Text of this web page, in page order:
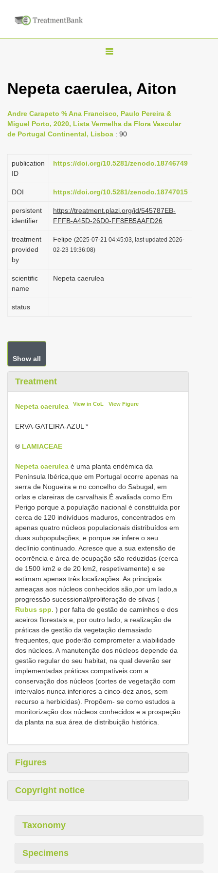
T
g
n
v
g
t
o
Nepeta caerulea, Aiton
Andre Carapeto % Ana Francisco, Paulo Pereira &
Miguel Porto, 2020, Lista Vermelha da Flora Vascular
de Portugal Continental, Lisboa : 90
publication
ID
https://doi.org/10.5281/zenodo.18746749
DOI https://doi.org/10.5281/zenodo.18747015
persistent
identifier
https://treatment.plazi.org/id/545787EB-
FFFB-A45D-26D0-FF8EB5AAFD26
treatment
provided
by
Felipe (2025-07-21 04:45:03, last updated 2026-
02-23 19:36:08)
scientific
name
Nepeta caerulea
status
Show all
Treatment
Nepeta caerulea View in CoL View Figure
ERVA-GATEIRA-AZUL *
® LAMIACEAE
Nepeta caerulea é uma planta endémica da
Península Ibérica,que em Portugal ocorre apenas na
serra de Nogueira e no concelho do Sabugal, em
orlas e clareiras de carvalhais.É avaliada como Em
Perigo porque a população nacional é constituída por
cerca de 120 indivíduos maduros, concentrados em
apenas quatro núcleos populacionais distribuídos em
duas subpopulações, e porque se infere o seu
declínio continuado. Acresce que a sua extensão de
ocorrência e área de ocupação são reduzidas (cerca
de 1500 km2 e de 20 km2, respetivamente) e se
estimam apenas três localizações. As principais
ameaças aos núcleos conhecidos são,por um lado,a
progressão sucessional/proliferação de silvas (
Rubus spp. ) por falta de gestão de caminhos e dos
aceiros florestais e, por outro lado, a realização de
práticas de gestão da vegetação demasiado
frequentes, que poderão comprometer a viabilidade
dos núcleos. A manutenção dos núcleos depende da
gestão regular do seu habitat, na qual deverão ser
implementadas práticas compatíveis com a
conservação dos núcleos (cortes de vegetação com
intervalos nunca inferiores a cinco-dez anos, sem
recurso a herbicidas). Propõem- se como estudos a
monitorização dos núcleos conhecidos e a prospeção
da planta na sua área de distribuição histórica.
Figures
Copyright notice
Taxonomy
Specimens